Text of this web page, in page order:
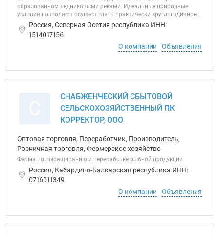
образованном ледниковыми реками. Идеальные природные
условия позволяют осуществлять практически круглогодичное...
Россия, Северная Осетия республика ИНН:
1514017156
О компании
Объявления
СНАБЖЕНЧЕСКИЙ СБЫТОВОЙ
СЕЛЬСКОХОЗЯЙСТВЕННЫЙ ПК
КОРРЕКТОР, ООО
Оптовая торговля, Переработчик, Производитель,
Розничная торговля, Фермерское хозяйство
Ферма по выращиванию и переработке рыбной продукции
Россия, Кабардино-Балкарская республика ИНН:
0716011349
О компании
Объявления